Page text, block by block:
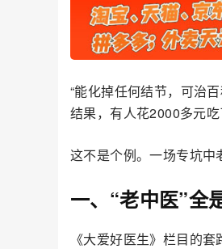
“能化掉任何结节，可治
结果，有人花2000多元
这不是个例。一场专坑中
一、“老中医”全
《大爱好医生》栏目的套